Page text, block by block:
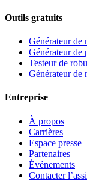
Outils gratuits
Générateur de
Générateur de
Testeur de
Générateur de
Entreprise
À propos
Carrières
Espace presse
Partenaires
Événements
Contacter